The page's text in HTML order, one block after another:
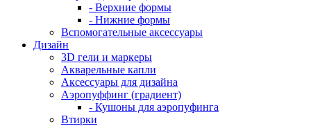
- Верхние формы
- Нижние формы
Вспомогательные аксессуары
Дизайн
3D гели и маркеры
Акварельные капли
Аксессуары для дизайна
Аэропуффинг (градиент)
- Кушоны для аэропуфинга
Втирки